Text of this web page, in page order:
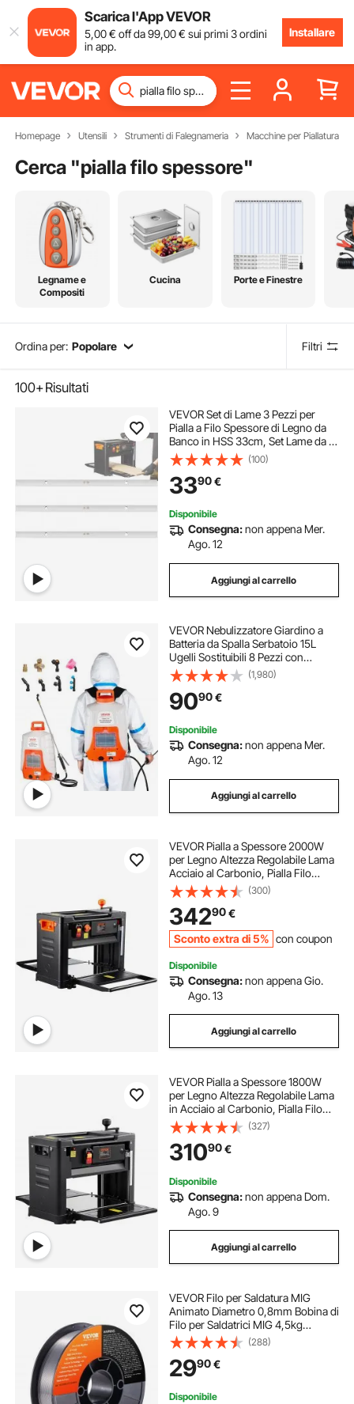
Scarica l'App VEVOR
5,00€ off da99,00€ sui primi 3 ordini
in app.
Installare
Homepage Utensili Strumenti di Falegnameria Macchine per Piallatura
Cerca "pialla filo spessore"
Legname e
Compositi
Cucina Porte e Finestre
Ordina per: Popolare Filtri
100+Risultati
VEVOR Set di Lame 3 Pezzi per
Pialla a Filo Spessore di Legno da
Banco in HSS 33cm, Set Lame da 3
Pezzi per Pialla Filo Spessore di
Legno da Banco in Acciaio 32-
33cm, Lame per Pialla in Materiale
HSS
(100)
3390€
Disponibile
Consegna:non appena Mer.
Ago. 12
Aggiungi al carrello
VEVOR Nebulizzatore Giardino a
Batteria da Spalla Serbatoio 15L
Ugelli Sostituibili 8 Pezzi con
Bacchette per Irrigazione Prato Orto
Serra Piante, Irroratrice
Spruzzatrice a Zaino a Pressione
6,2bar
(1,980)
9090€
Disponibile
Consegna:non appena Mer.
Ago. 12
Aggiungi al carrello
VEVOR Pialla a Spessore 2000W
per Legno Altezza Regolabile Lama
Acciaio al Carbonio, Pialla Filo
Spessore da 15A Velocità 23500
giri/min Larghezza max. 33 cm per
Lavorazione di Legno da
Falegnameria
(300)
34290€
Sconto extra di 5% con coupon
Disponibile
Consegna:non appena Gio.
Ago. 13
Aggiungi al carrello
VEVOR Pialla a Spessore 1800W
per Legno Altezza Regolabile Lama
in Acciaio al Carbonio, Pialla Filo
Spessore 15 Amp 2000 W 23500
giri/min, Pialla a Spessore per
Lavorazione di Legno Larghezza 33
cm
(327)
31090€
Disponibile
Consegna:non appena Dom.
Ago. 9
Aggiungi al carrello
VEVOR Filo per Saldatura MIG
Animato Diametro 0,8mm Bobina di
Filo per Saldatrici MIG 4,5kg
Portatile in Acciaio Morbido
200mm, Filo di Saldatura Trazione
Massima 560 MPa per Saldatrici
MIG con Bobina
(288)
2990€
Disponibile